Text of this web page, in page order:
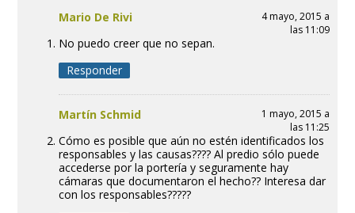
Mario De Rivi
4 mayo, 2015 a
las 11:09
No puedo creer que no sepan.
Responder
Martín Schmid
1 mayo, 2015 a
las 11:25
Cómo es posible que aún no estén identificados los
responsables y las causas???? Al predio sólo puede
accederse por la portería y seguramente hay
cámaras que documentaron el hecho?? Interesa dar
con los responsables?????